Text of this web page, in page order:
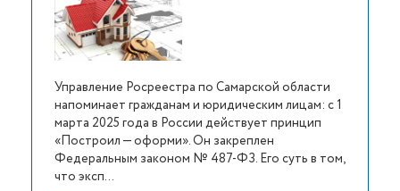
Управление Росреестра по Самарской области
напоминает гражданам и юридическим лицам: с 1
марта 2025 года в России действует принцип
«Построил — оформи». Он закреплен
Федеральным законом № 487-ФЗ. Его суть в том,
что эксп...